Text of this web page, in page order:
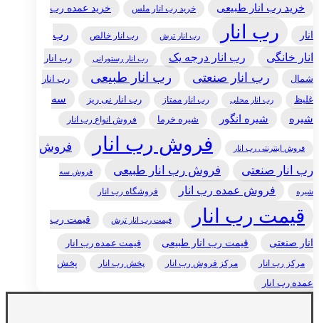
خرید رب انار طبیعی خرید رب انار ملس خرید عمده رب
انار رب انار رب انار ترش رب انار خالص
رب
انار خانگی
رب انار درجه یک رب انار رستورانی
رب انار
شمال
رب انار صنعتی رب انار طبیعی رب انار
غلیظ رب انار محلی رب انار ممتاز رب انار نی ریز
سه
شیره
شیره انگور شیره خرما فروش انواع رب انار
فروش اینترنتی رب انار فروش رب انار
فروش
رب انار صنعتی
فروش رب انار طبیعی فروش سه
شیره فروش عمده رب انار فروشگاه رب انار
قیمت رب انار قیمت رب انار ترش قیمت رب
انار صنعتی قیمت رب انار طبیعی قیمت عمده رب انار
مرکز رب انار مرکز فروش رب انار پخش رب انار
پخش
عمده رب انار